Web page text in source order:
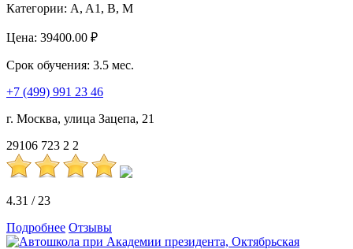
Категории: A, A1, B, M
Цена: 39400.00 ₽
Срок обучения: 3.5 мес.
+7 (499) 991 23 46
г. Москва, улица Зацепа, 21
29106 723 2 2
4.31 / 23
Подробнее Отзывы